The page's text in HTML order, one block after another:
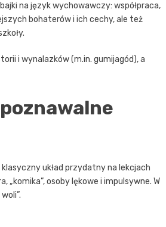
na język wychowawczy: współpraca,
bohaterów i ich cechy, ale też
i wynalazków (m.in. gumijagód), a
układ przydatny na lekcjach
„komika”, osoby lękowe i impulsywne. W